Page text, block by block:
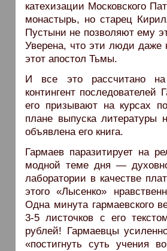
катехизации Московского
монастырь, но старец
Пустыни не позволяют ему
Уверена, что эти люди даже
этот апостол Тьмы.
И все это рассчитано на
контингент
его призывают на курсах
плане выпуска литературы
объявлена его книга.
Гармаев паразитирует на
модной теме дня —
лаборатории в качестве
этого «Лысенко»
Одна минута гармаевского
3-5 листочков с его
рублей! Гармаевцы
«постигнуть суть учения